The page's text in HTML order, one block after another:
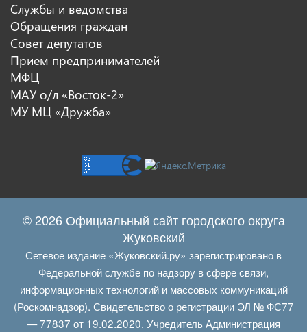
Службы и ведомства
Обращения граждан
Совет депутатов
Прием предпринимателей
МФЦ
МАУ о/л «Восток-2»
МУ МЦ «Дружба»
© 2026 Официальный сайт городского округа
Жуковский
Сетевое издание «Жуковский.ру» зарегистрировано в
Федеральной службе по надзору в сфере связи,
информационных технологий и массовых коммуникаций
(Роскомнадзор). Свидетельство о регистрации ЭЛ № ФС77
— 77837 от 19.02.2020. Учредитель Администрация